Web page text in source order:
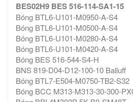
BES02H9 BES 516-114-SA1-15
Bóng BTL6-U101-M0950-A-S4
Bóng BTL6-U101-M0500-A-S4
Bóng BTL6-U101-M0280-A-S4
Bóng BTL6-U101-M0420-A-S4
Bóng BES 516-544-S4-H
BNS 819-D04-D12-100-10 Balluff
Bóng BTL7-E504-M0750-TB2-S32
Bóng BCC M313-M313-30-300-